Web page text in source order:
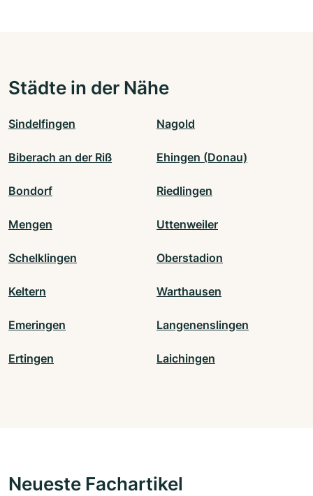
Städte in der Nähe
Sindelfingen Nagold
Biberach an der Riß Ehingen (Donau)
Bondorf Riedlingen
Mengen Uttenweiler
Schelklingen Oberstadion
Keltern Warthausen
Emeringen Langenenslingen
Ertingen Laichingen
Neueste Fachartikel